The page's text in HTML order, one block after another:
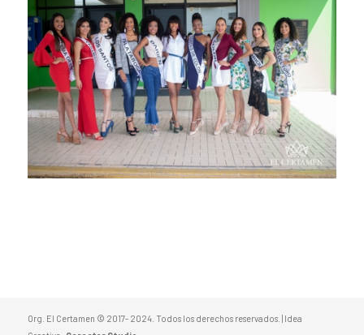
Org. El Certamen © 2017- 2024. Todos los derechos reservados. | Idea